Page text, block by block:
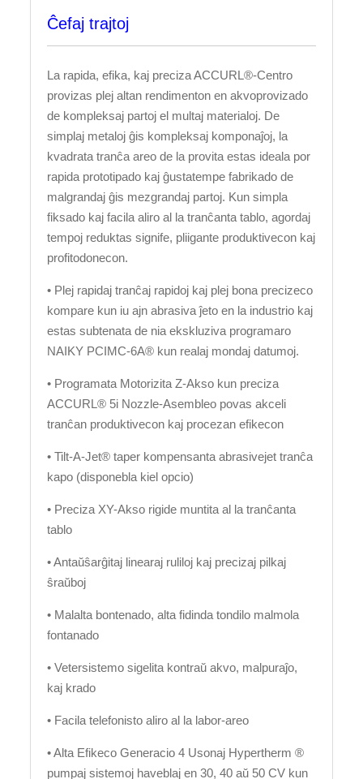
Ĉefaj trajtoj
La rapida, efika, kaj preciza ACCURL®-Centro
provizas plej altan rendimenton en akvoprovizado
de kompleksaj partoj el multaj materialoj. De
simplaj metaloj ĝis kompleksaj komponaĵoj, la
kvadrata tranĉa areo de la provita estas ideala por
rapida prototipado kaj ĝustatempe fabrikado de
malgrandaj ĝis mezgrandaj partoj. Kun simpla
fiksado kaj facila aliro al la tranĉanta tablo, agordaj
tempoj reduktas signife, pliigante produktivecon kaj
profitodonecon.
• Plej rapidaj tranĉaj rapidoj kaj plej bona precizeco
kompare kun iu ajn abrasiva ĵeto en la industrio kaj
estas subtenata de nia ekskluziva programaro
NAIKY PCIMC-6A® kun realaj mondaj datumoj.
• Programata Motorizita Z-Akso kun preciza
ACCURL® 5i Nozzle-Asembleo povas akceli
tranĉan produktivecon kaj procezan efikecon
• Tilt-A-Jet® taper kompensanta abrasivejet tranĉa
kapo (disponebla kiel opcio)
• Preciza XY-Akso rigide muntita al la tranĉanta
tablo
• Antaŭŝarĝitaj linearaj ruliloj kaj precizaj pilkaj
ŝraŭboj
• Malalta bontenado, alta fidinda tondilo malmola
fontanado
• Vetersistemo sigelita kontraŭ akvo, malpuraĵo,
kaj krado
• Facila telefonisto aliro al la labor-areo
• Alta Efikeco Generacio 4 Usonaj Hypertherm ®
pumpaj sistemoj haveblaj en 30, 40 aŭ 50 CV kun